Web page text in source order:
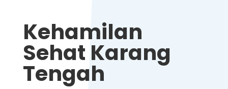
Kehamilan
Sehat Karang
Tengah